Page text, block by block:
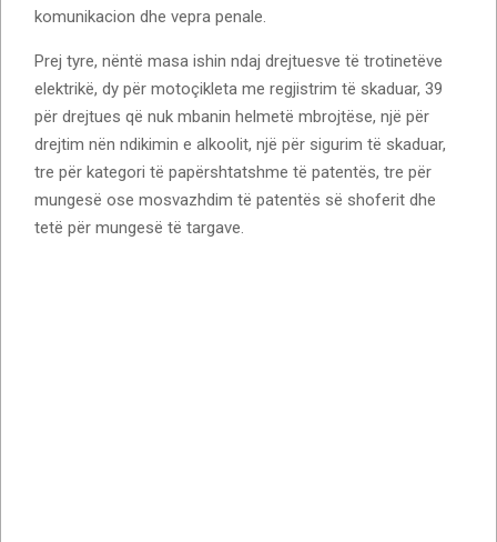
komunikacion dhe vepra penale.
Prej tyre, nëntë masa ishin ndaj drejtuesve të trotinetëve
elektrikë, dy për motoçikleta me regjistrim të skaduar, 39
për drejtues që nuk mbanin helmetë mbrojtëse, një për
drejtim nën ndikimin e alkoolit, një për sigurim të skaduar,
tre për kategori të papërshtatshme të patentës, tre për
mungesë ose mosvazhdim të patentës së shoferit dhe
tetë për mungesë të targave.